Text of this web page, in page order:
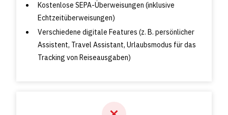
Kostenlose SEPA-Überweisungen (inklusive
Echtzeitüberweisungen)
Verschiedene digitale Features (z. B. persönlicher
Assistent, Travel Assistant, Urlaubsmodus für das
Tracking von Reiseausgaben)